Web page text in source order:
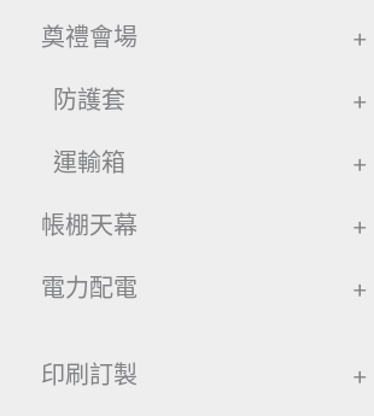
奠禮會場 +
防護套 +
運輸箱 +
帳棚天幕 +
電力配電 +
印刷訂製 +